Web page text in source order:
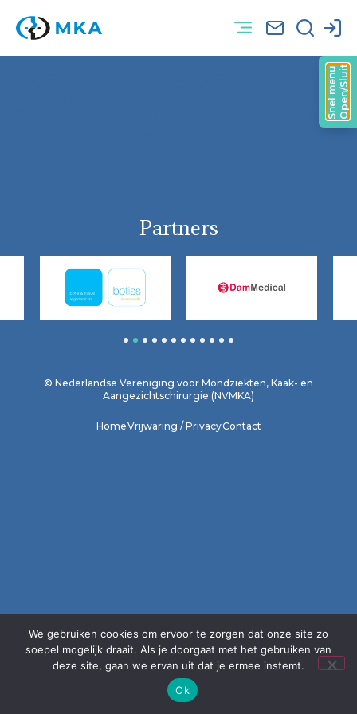
aangezichtstrauma – Back
Partners
5 6 7 8 9 1011 12
© Nederlandse Vereniging voor Mondziekten, Kaak- en
Aangezichtschirurgie (NVMKA)
HomeVrijwaring / PrivacyContact
We gebruiken cookies om ervoor te zorgen dat onze site zo
soepel mogelijk draait. Als je doorgaat met het gebruiken van
deze site, gaan we ervan uit dat je ermee instemt.
Ok
Open/Sluit
Snel menu